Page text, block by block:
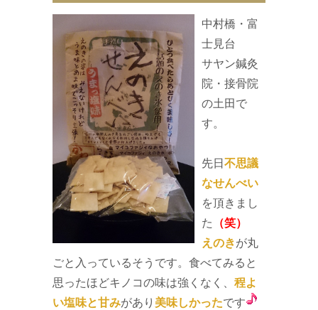
中村橋・富
士見台
サヤン鍼灸
院・接骨院
の土田で
す。
先日 不思議
なせんべい
を頂きまし
た
（笑）
えのきが丸
ごと入っているそうです。食べてみると
思ったほどキノコの味は強くなく、 程よ
い塩味と甘みがあり 美味しかったです